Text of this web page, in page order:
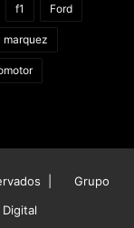
f1 Ford
marquez
|
Grupo